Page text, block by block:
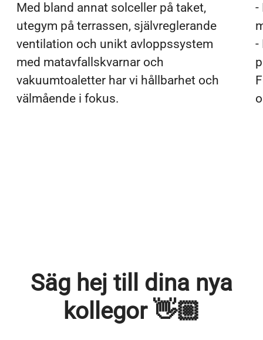
Med bland annat solceller på taket,
utegym på terrassen, självreglerande
ventilation och unikt avloppssystem
med matavfallskvarnar och
vakuumtoaletter har vi hållbarhet och
välmående i fokus.
-
-
Säg hej till dina nya
kollegor 👋🏼